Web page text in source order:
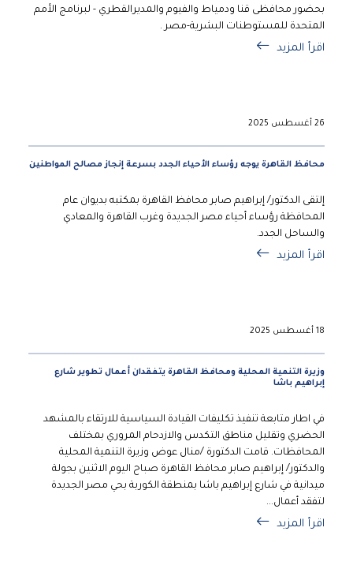
بحضور محافظى قنا ودمياط والفيوم والمديرالقطري - لبرنامج الأمم
المتحدة للمستوطنات البشرية-مصر .
اقرأ المزيد
26 أغسطس 2025
محافظ القاهرة يوجه رؤساء الأحياء الجدد بسرعة إنجاز مصالح المواطنين
إلتقى الدكتور/ إبراهيم صابر محافظ القاهرة بمكتبه بديوان عام
المحافظة رؤساء أحياء مصر الجديدة وغرب القاهرة والمعادي
والساحل الجدد.
اقرأ المزيد
18 أغسطس 2025
وزيرة التنمية المحلية ومحافظ القاهرة يتفقدان أعمال تطوير شارع
إبراهيم باشا
في اطار متابعة تنفيذ تكليفات القيادة السياسية للارتقاء بالمشهد
الحضري وتقليل مناطق التكدس والازدحام المروري بمختلف
المحافظات. قامت الدكتورة /منال عوض وزيرة التنمية المحلية
والدكتور/ إبراهيم صابر محافظ القاهرة صباح اليوم الاثنين بجولة
ميدانية في شارع إبراهيم باشا بمنطقة الكوربة بحي مصر الجديدة
لتفقد أعمال...
اقرأ المزيد